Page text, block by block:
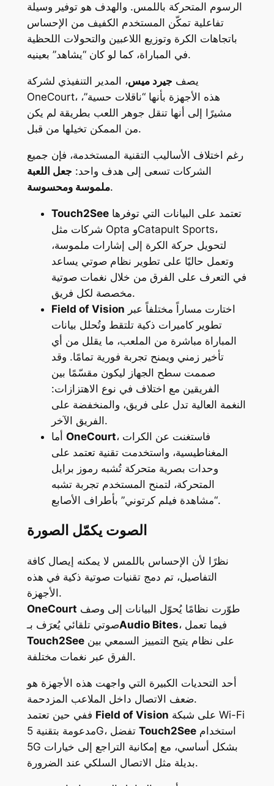
الرسوم المتحركة باللمس. والهدف هو توفير وسيلة
تفاعلية تمكّن المستخدم الكفيف من الإحساس
باتجاهات الكرة وتوزيع اللاعبين والتحولات اللحظية
في المباراة، كما لو كان “يشاهد” بعينيه.
يصف جيرد ميس، المدير التنفيذي لشركة
OneCourt، هذه الأجهزة بأنها “ناقلات حسية”،
مشيرًا إلى أنها تنقل جوهر اللعب بطريقة لم يكن
من الممكن تخيلها من قبل.
رغم اختلاف الأساليب التقنية المستخدمة، فإن جميع
الشركات تسعى إلى هدف واحد: جعل اللعبة
ملموسة ومحسوسة.
Touch2Seeتعتمد على البيانات التي توفرها
شركات مثل Opta وCatapult Sports،
لتحويل حركة الكرة إلى إشارات ملموسة،
وتعمل حاليًا على تطوير نظام صوتي يساعد
في التعرف على الفرق من خلال نغمات صوتية
مخصصة لكل فريق.
Field of Vision
تطوير كاميرات ذكية تلتقط وتُحلل بيانات
المباراة مباشرة من الملعب، ما يقلل من أي
تأخير زمني ويمنح تجربة فورية تمامًا. وقد
صممت سطح الجهاز ليكون مقسّمًا بين
الفريقين مع اختلاف في نوع الاهتزازات:
النغمة العالية تدل على فريق، والمنخفضة على
الفريق الآخر.
OneCourt، فاستغنت عن الكرات
المغناطيسية، واستخدمت تقنية تعتمد على
وحدات بصرية متحركة تُشبه رموز برايل
المتحركة، لتمنح المستخدم تجربة تشبه
“مشاهدة فيلم كرتوني” بأطراف الأصابع.
الصوت يكمّل الصورة
نظرًا لأن الإحساس باللمس لا يمكنه إيصال كافة
التفاصيل، تم دمج تقنيات صوتية ذكية في هذه
الأجهزة.
OneCourt
صوتي تلقائي يُعرَف بـAudio Bites ، فيما تعمل
Touch2Seeعلى نظام يتيح التمييز السمعي بين
الفرق عبر نغمات مختلفة.
أحد التحديات الكبيرة التي واجهت هذه الأجهزة هو
ضعف الاتصال داخل الملاعب المزدحمة.
Field of Vision
مدعومة بتقنية 5G، تفضل Touch2Seeاستخدام
5G بشكل أساسي، مع إمكانية التراجع إلى خيارات
بديلة مثل الاتصال السلكي عند الضرورة.